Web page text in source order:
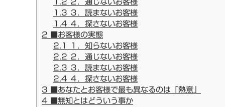
1.2 ２．通じないお客様
1.3 ３．読まないお客様
1.4 ４．探さないお客様
2 ■お客様の実態
2.1
１．知らないお客様
2.2 ２．通じないお客様
2.3 ３．読まないお客様
2.4 ４．探さないお客様
3 ■あなたとお客様で最も異なるのは「熱意」
4 ■無知とはどういう事か